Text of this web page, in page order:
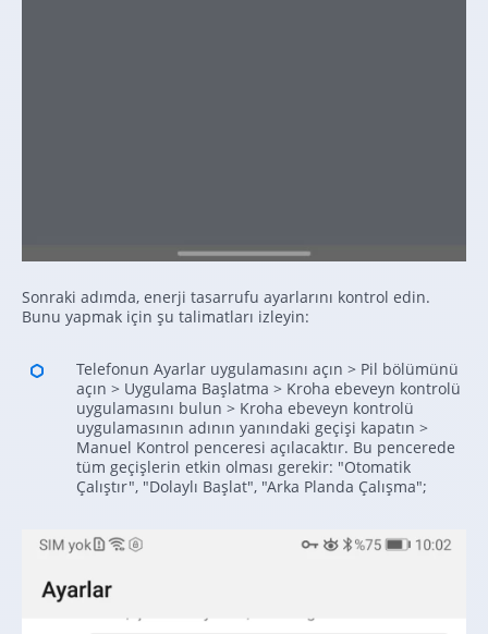
Sonraki adımda, enerji tasarrufu ayarlarını kontrol edin.
Bunu yapmak için şu talimatları izleyin:
Telefonun Ayarlar uygulamasını açın > Pil bölümünü
açın > Uygulama Başlatma > Kroha ebeveyn kontrolü
uygulamasını bulun > Kroha ebeveyn kontrolü
uygulamasının adının yanındaki geçişi kapatın >
Manuel Kontrol penceresi açılacaktır. Bu pencerede
tüm geçişlerin etkin olması gerekir: "Otomatik
Çalıştır", "Dolaylı Başlat", "Arka Planda Çalışma";